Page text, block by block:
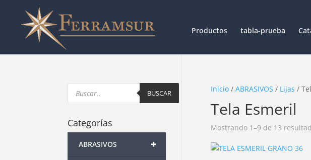
Productos tabla-prueba
Inicio/ ABRASIVOS / Lijas /
Tela Esmeril
Mostrando 1–9 de 13
Products
search BUSCAR
Categorías
+
ABRASIVOS